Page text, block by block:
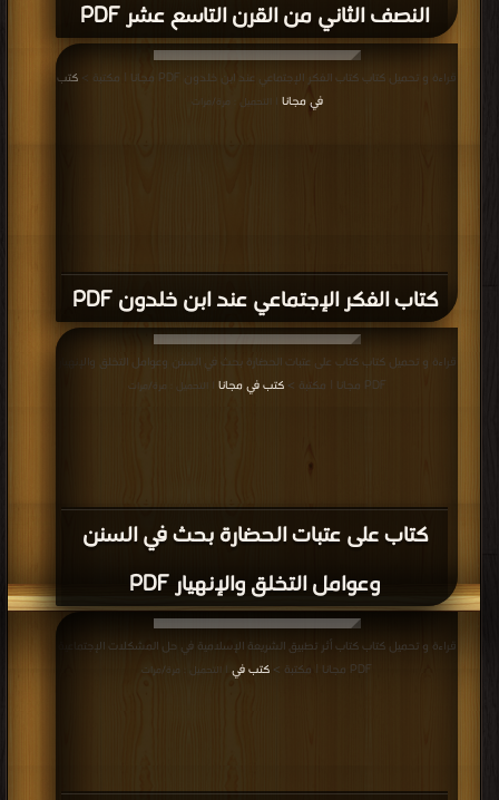
النصف الثاني من القرن التاسع عشر PDF
كتاب الفكر الإجتماعي عند ابن خلدون PDF
قراءة و تحميل كتاب كتاب الفكر الإجتماعي عند ابن خلدون PDF مجانا | مكتبة >
كتب
في مجانا | التحميل : مرة/مرات
كتاب على عتبات الحضارة بحث في السنن
وعوامل التخلق والإنهيار PDF
قراءة و تحميل كتاب كتاب على عتبات الحضارة بحث في السنن وعوامل التخلق والإنهيار
PDF مجانا | مكتبة >
كتب في مجانا | التحميل : مرة/مرات
قراءة و تحميل كتاب كتاب أثر تطبيق الشريعة الإسلامية في حل المشكلات الإجتماعية
PDF مجانا | مكتبة >
كتب في | التحميل : مرة/مرات